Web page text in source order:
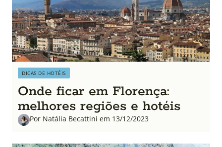
DICAS DE HOTÉIS
Onde ficar em Florença:
melhores regiões e hotéis
Por Natália Becattini em 13/12/2023